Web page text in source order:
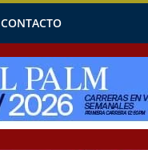
CONTACTO